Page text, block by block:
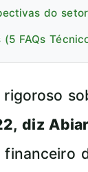
do
FAQs
diz